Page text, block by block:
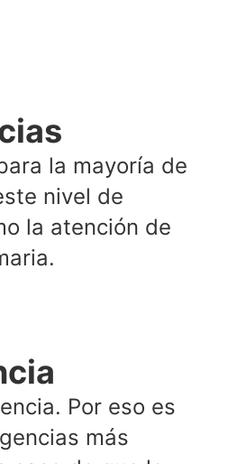
la mayoría de
nivel de
la atención de
Por eso es
más